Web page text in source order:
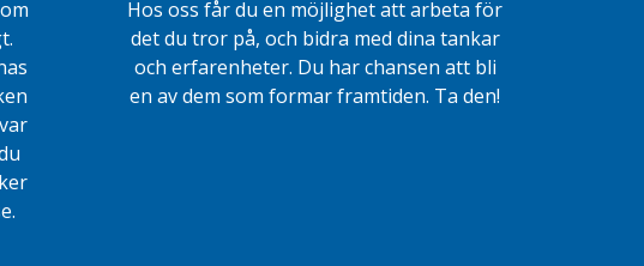
Hos oss får du en möjlighet att arbeta för
det du tror på, och bidra med dina tankar
och erfarenheter. Du har chansen att bli
en av dem som formar framtiden. Ta den!